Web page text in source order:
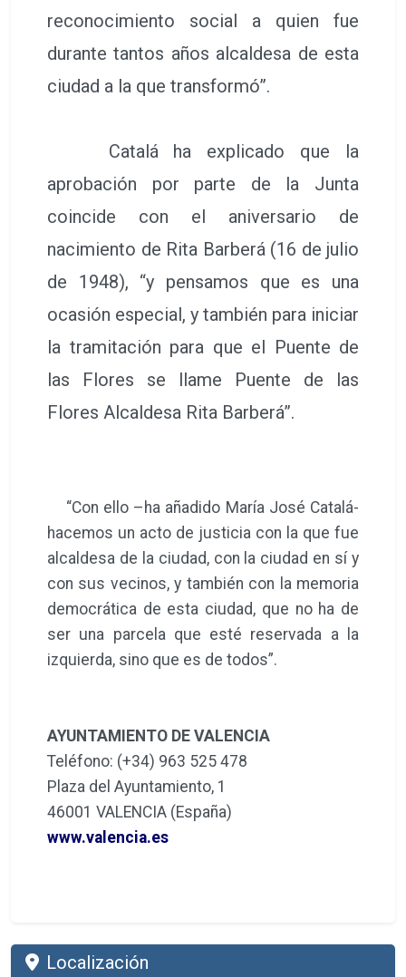
reconocimiento social a quien fue
durante tantos años alcaldesa de esta
ciudad a la que transformó”.
Catalá ha explicado que la
aprobación por parte de la Junta
coincide con el aniversario de
nacimiento de Rita Barberá (16 de julio
de 1948), “y pensamos que es una
ocasión especial, y también para iniciar
la tramitación para que el Puente de
las Flores se llame Puente de las
Flores Alcaldesa Rita Barberá”.
“Con ello –ha añadido María José Catalá-
hacemos un acto de justicia con la que fue
alcaldesa de la ciudad, con la ciudad en sí y
con sus vecinos, y también con la memoria
democrática de esta ciudad, que no ha de
ser una parcela que esté reservada a la
izquierda, sino que es de todos”.
AYUNTAMIENTO DE VALENCIA
Teléfono: (+34) 963 525 478
Plaza del Ayuntamiento, 1
46001 VALENCIA (España)
www.valencia.es
Localización